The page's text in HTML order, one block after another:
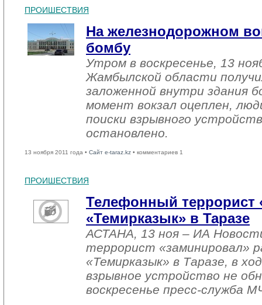
ПРОИШЕСТВИЯ
На железнодорожном
бомбу
Утром в воскресенье, 13
Жамбылской области
заложенной внутри здания
момент вокзал оцеплен,
поиски взрывного
остановлено.
13 ноября 2011 года • Сайт e-taraz.kz • комментариев 1
ПРОИШЕСТВИЯ
Телефонный террорист
«Темирказык» в Таразе
АСТАНА, 13 ноя – ИА
террорист «заминировал»
«Темирказык» в Таразе, в
взрывное устройство не
воскресенье пресс-служба